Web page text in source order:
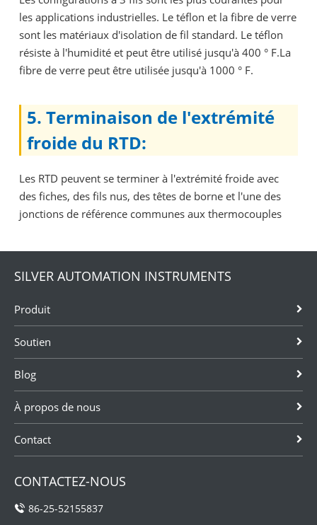
les applications industrielles. Le téflon et la fibre de verre
sont les matériaux d'isolation de fil standard. Le téflon
résiste à l'humidité et peut être utilisé jusqu'à 400 ° F.La
fibre de verre peut être utilisée jusqu'à 1000 ° F.
5. Terminaison de l'extrémité
froide du RTD:
Les RTD peuvent se terminer à l'extrémité froide avec
des fiches, des fils nus, des têtes de borne et l'une des
jonctions de référence communes aux thermocouples
SILVER AUTOMATION INSTRUMENTS
Produit
Soutien
Blog
À propos de nous
Contact
CONTACTEZ-NOUS
86-25-52155837